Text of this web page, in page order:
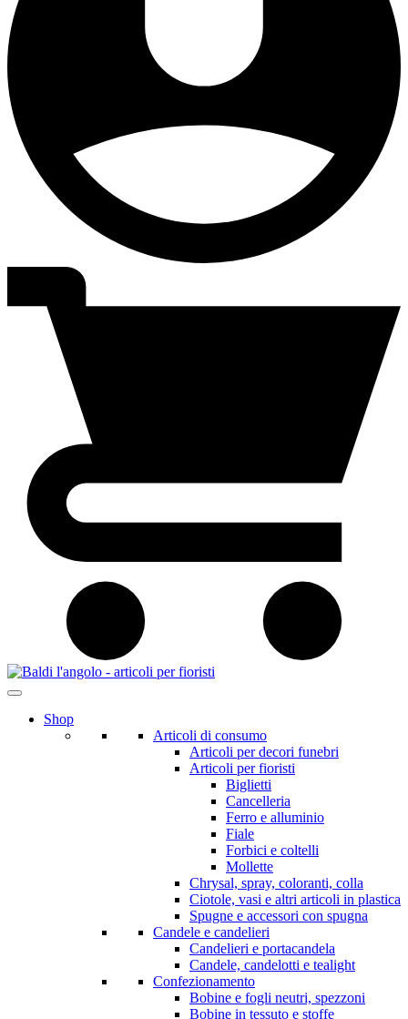
Shop
Articoli di consumo
Articoli per decori funebri
Articoli per fioristi
Biglietti
Cancelleria
Ferro e alluminio
Fiale
Forbici e coltelli
Mollette
Chrysal, spray, coloranti, colla
Ciotole, vasi e altri articoli in plastica
Spugne e accessori con spugna
Candele e candelieri
Candelieri e portacandela
Candele, candelotti e tealight
Confezionamento
Bobine e fogli neutri, spezzoni
Bobine in tessuto e stoffe